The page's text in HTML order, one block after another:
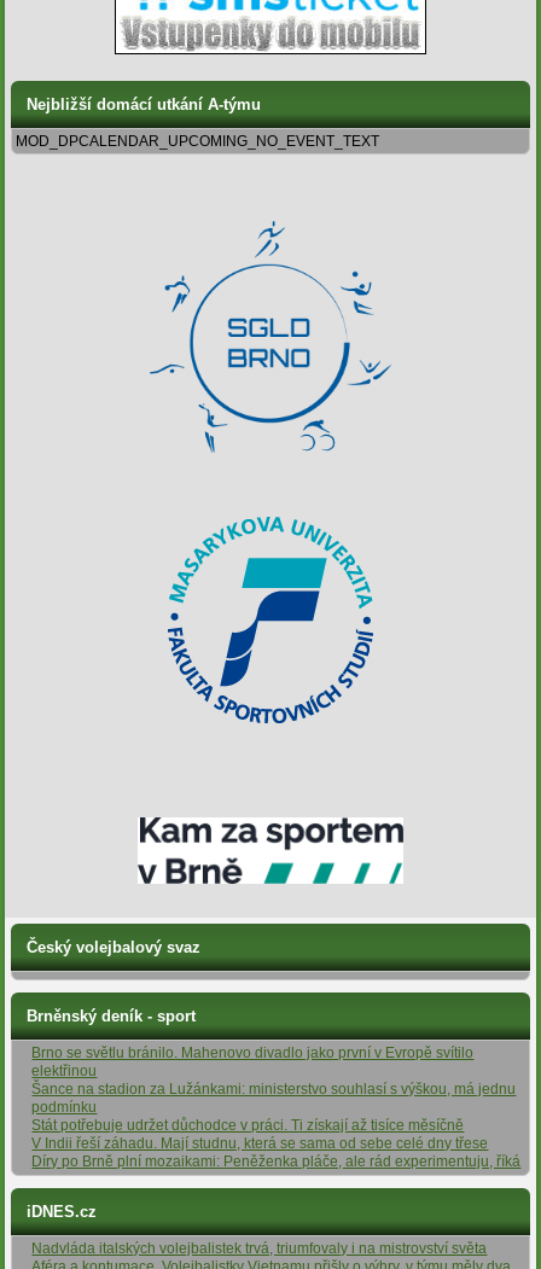
Nejbližší domácí utkání A-týmu
MOD_DPCALENDAR_UPCOMING_NO_EVENT_TEXT
Český volejbalový svaz
Brněnský deník - sport
Brno se světlu bránilo. Mahenovo divadlo jako první v Evropě svítilo
elektřinou
Šance na stadion za Lužánkami: ministerstvo souhlasí s výškou, má jednu
podmínku
Stát potřebuje udržet důchodce v práci. Ti získají až tisíce měsíčně
V Indii řeší záhadu. Mají studnu, která se sama od sebe celé dny třese
Díry po Brně plní mozaikami: Peněženka pláče, ale rád experimentuju, říká
iDNES.cz
Nadvláda italských volejbalistek trvá, triumfovaly i na mistrovství světa